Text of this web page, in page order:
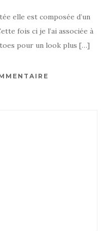
elle est composée d’un
fois ci je l’ai associée à
pour un look plus […]